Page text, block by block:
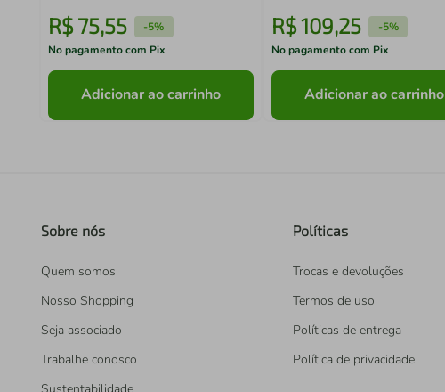
R$ 75,55 -5%
No pagamento com Pix
Adicionar ao carrinho
R$109,25 -5%
No pagamento com Pix
Adicionar ao carrinho
Sobre nós
Quem somos
Nosso Shopping
Seja associado
Trabalhe conosco
Políticas
Trocas e devoluções
Termos de uso
Políticas de entrega
Política de privacidade